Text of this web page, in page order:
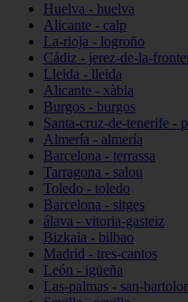
Huelva - huelva
Alicante - calp
La-rioja - logroño
Cádiz - jerez-de-la-
Lleida - lleida
Alicante - xàbia
Burgos - burgos
Santa-cruz-de-tenerife -
Almería - almería
Barcelona - terrassa
Tarragona - salou
Toledo - toledo
Barcelona - sitges
álava - vitoria-gasteiz
Bizkaia - bilbao
Madrid - tres-cantos
León - igüeña
Las-palmas - san-